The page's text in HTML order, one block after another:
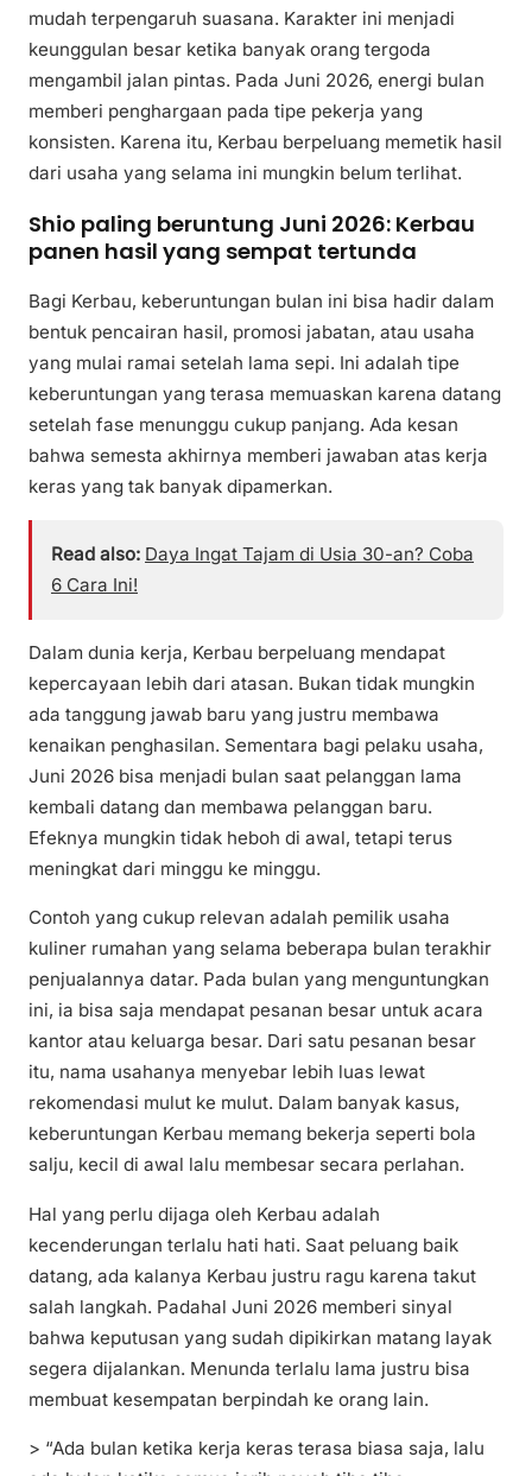
mudah terpengaruh suasana. Karakter ini menjadi
keunggulan besar ketika banyak orang tergoda
mengambil jalan pintas. Pada Juni 2026, energi bulan
memberi penghargaan pada tipe pekerja yang
konsisten. Karena itu, Kerbau berpeluang memetik hasil
dari usaha yang selama ini mungkin belum terlihat.
Shio paling beruntung Juni 2026: Kerbau
panen hasil yang sempat tertunda
Bagi Kerbau, keberuntungan bulan ini bisa hadir dalam
bentuk pencairan hasil, promosi jabatan, atau usaha
yang mulai ramai setelah lama sepi. Ini adalah tipe
keberuntungan yang terasa memuaskan karena datang
setelah fase menunggu cukup panjang. Ada kesan
bahwa semesta akhirnya memberi jawaban atas kerja
keras yang tak banyak dipamerkan.
Read also: Daya Ingat Tajam di Usia 30-an? Coba
6 Cara Ini!
Dalam dunia kerja, Kerbau berpeluang mendapat
kepercayaan lebih dari atasan. Bukan tidak mungkin
ada tanggung jawab baru yang justru membawa
kenaikan penghasilan. Sementara bagi pelaku usaha,
Juni 2026 bisa menjadi bulan saat pelanggan lama
kembali datang dan membawa pelanggan baru.
Efeknya mungkin tidak heboh di awal, tetapi terus
meningkat dari minggu ke minggu.
Contoh yang cukup relevan adalah pemilik usaha
kuliner rumahan yang selama beberapa bulan terakhir
penjualannya datar. Pada bulan yang menguntungkan
ini, ia bisa saja mendapat pesanan besar untuk acara
kantor atau keluarga besar. Dari satu pesanan besar
itu, nama usahanya menyebar lebih luas lewat
rekomendasi mulut ke mulut. Dalam banyak kasus,
keberuntungan Kerbau memang bekerja seperti bola
salju, kecil di awal lalu membesar secara perlahan.
Hal yang perlu dijaga oleh Kerbau adalah
kecenderungan terlalu hati hati. Saat peluang baik
datang, ada kalanya Kerbau justru ragu karena takut
salah langkah. Padahal Juni 2026 memberi sinyal
bahwa keputusan yang sudah dipikirkan matang layak
segera dijalankan. Menunda terlalu lama justru bisa
membuat kesempatan berpindah ke orang lain.
> “Ada bulan ketika kerja keras terasa biasa saja, lalu